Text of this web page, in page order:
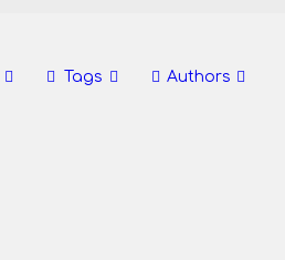
Tags Authors